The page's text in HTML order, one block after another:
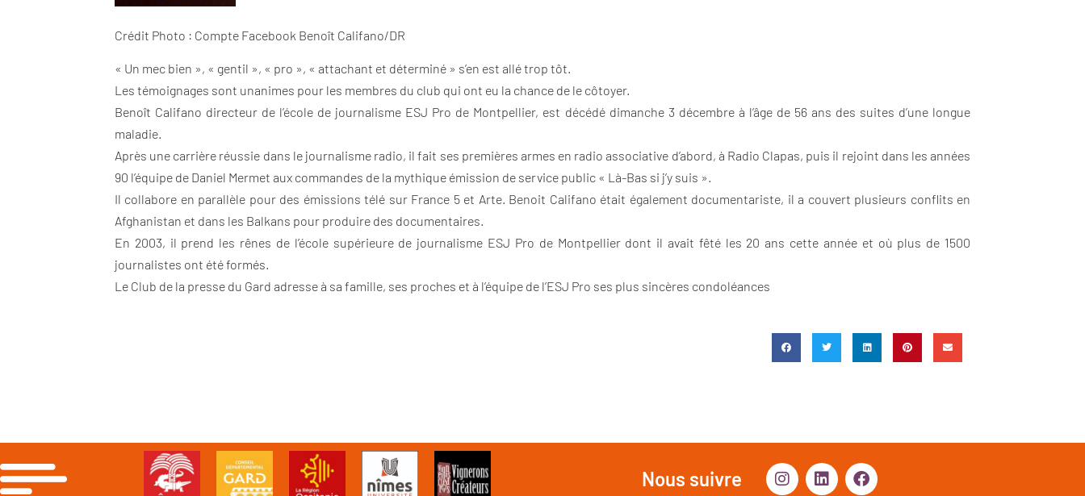
Crédit Photo : Compte Facebook Benoît Califano/DR
« Un mec bien », « gentil », « pro », « attachant et déterminé » s’en est allé trop tôt.
Les témoignages sont unanimes pour les membres du club qui ont eu la chance de le côtoyer.
Benoît Califano directeur de l’école de journalisme ESJ Pro de Montpellier, est décédé dimanche 3 décembre à l’âge de 56 ans des suites d’une longue
maladie.
Après une carrière réussie dans le journalisme radio, il fait ses premières armes en radio associative d’abord, à Radio Clapas, puis il rejoint dans les années
90 l’équipe de Daniel Mermet aux commandes de la mythique émission de service public « Là-Bas si j’y suis ».
Il collabore en parallèle pour des émissions télé sur France 5 et Arte. Benoit Califano était également documentariste, il a couvert plusieurs conflits en
Afghanistan et dans les Balkans pour produire des documentaires.
En 2003, il prend les rênes de l’école supérieure de journalisme ESJ Pro de Montpellier dont il avait fêté les 20 ans cette année et où plus de 1500
journalistes ont été formés.
Le Club de la presse du Gard adresse à sa famille, ses proches et à l’équipe de l’ESJ Pro ses plus sincères condoléances
Nous suivre